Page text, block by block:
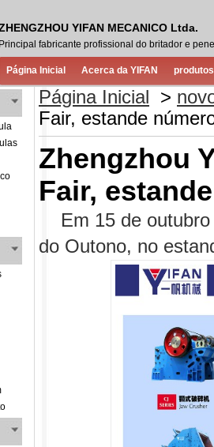
YIFAN MECANICO Ltda.
Principal fabricante profissional do britador e
Página Inicial Acerca da YIFAN produtos
Página Inicial >
Fair, estande
Zhengzhou
Fair,
Em 15 de outubro
do Outono, no